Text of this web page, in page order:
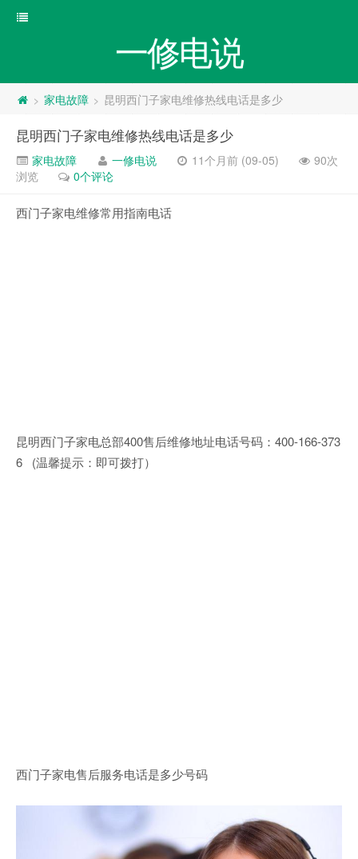
一修电说
> 家电故障 > 昆明西门子家电维修热线电话是多少
昆明西门子家电维修热线电话是多少
家电故障 一修电说 11个月前 (09-05)
90次
浏览
0个评论
西门子家电维修常用指南电话
昆明西门子家电总部400售后维修地址电话号码：400-166-373
6 (温馨提示：即可拨打）
西门子家电售后服务电话是多少号码